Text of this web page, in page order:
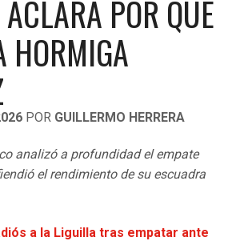
POR QUÉ
HORMIGA
POR GUILLERMO HERRERA
analizó a profundidad el empate
el rendimiento de su escuadra
a la Liguilla tras empatar ante